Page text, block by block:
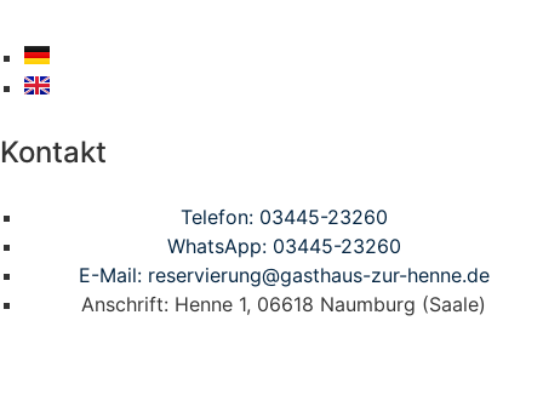
Kontakt
Telefon: 03445-23260
WhatsApp: 03445-23260
E-Mail: reservierung@gasthaus-zur-henne.de
Anschrift: Henne 1, 06618 Naumburg (Saale)